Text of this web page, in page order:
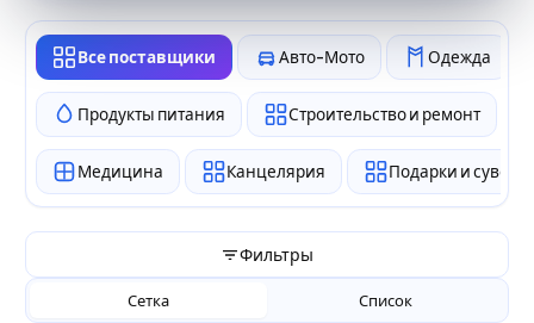
Все поставщики Авто-Мото Одежда
Продукты питания Строительство и ремонт
Медицина Канцелярия Подарки и
Фильтры
Сетка Список